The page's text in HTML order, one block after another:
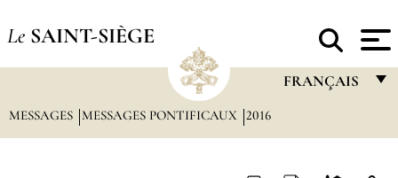
Le SAINT-SIÈGE
FRANÇAIS
MESSAGES MESSAGES PONTIFICAUX 2016